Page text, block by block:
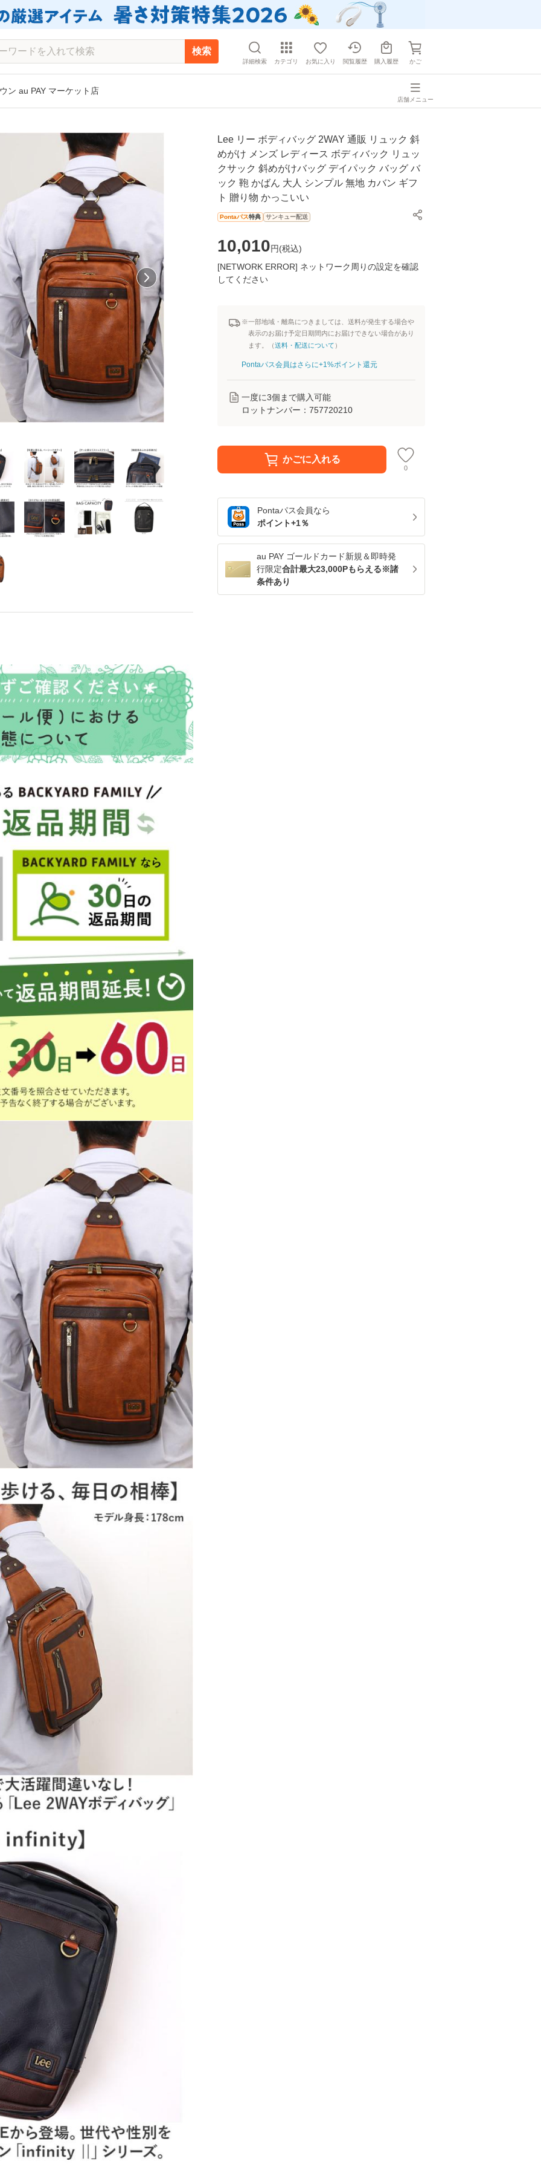
検索
詳細検索 カテゴリ お気に入り 閲覧履歴 購入履歴 かご
ン au PAY マーケット店
店舗メニュー
Lee リー ボディバッグ 2WAY 通販 リュック 斜
めがけ メンズ レディース ボディバック リュッ
クサック 斜めがけバッグ デイパック バッグ バ
ック 鞄 かばん 大人 シンプル 無地 カバン ギフ
ト 贈り物 かっこいい
Pontaパス特典 サンキュー配送
10,010円(税込)
[NETWORK ERROR] ネットワーク周りの設定を確認
してください
※一部地域・離島につきましては、送料が発生する場合や
表示のお届け予定日期間内にお届けできない場合があり
ます。（送料・配送について ）
Pontaパス会員はさらに+1%ポイント還元
一度に3個まで購入可能
ロットナンバー： 757720210
かごに入れる
0
Pontaパス会員なら
ポイント+1％
au PAY ゴールドカード新規＆即時発
行限定合計最大23,000Pもらえる※諸
条件あり